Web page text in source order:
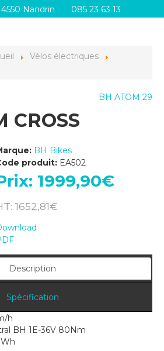
Nandrin
085 23 63 13
Vélos électriques
BH ATOM 29
CROSS
BH Bikes
produit: EA502
1999,90‎€
1652,81‎€
Description
Spécification
h
BH 1E-36V 80Nm